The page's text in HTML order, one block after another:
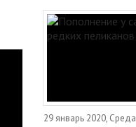
29 январь 2020, Среда